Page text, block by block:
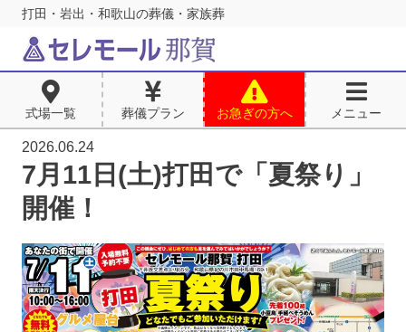
打田・岩出・和歌山の葬儀・家族葬
式場一覧 葬儀プラン お急ぎの方へ メニュー
2026.06.24
7月11日(土)打田で「夏祭り」
開催！